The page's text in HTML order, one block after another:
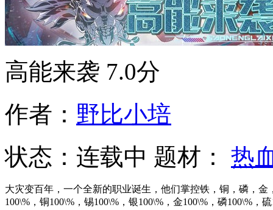
高能来袭 7.0分
作者： 野比小培
状态： 连载中 题材： 热
大灾变百年，一个全新的职业诞生，他们掌控铁，铜，磷，
100\%，铜100\%，锡100\%，银100\%，金100\%，磷100\%，